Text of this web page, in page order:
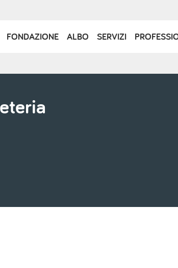
FONDAZIONE ALBO SERVIZI